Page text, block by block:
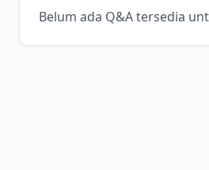
Belum ada Q&A tersedia